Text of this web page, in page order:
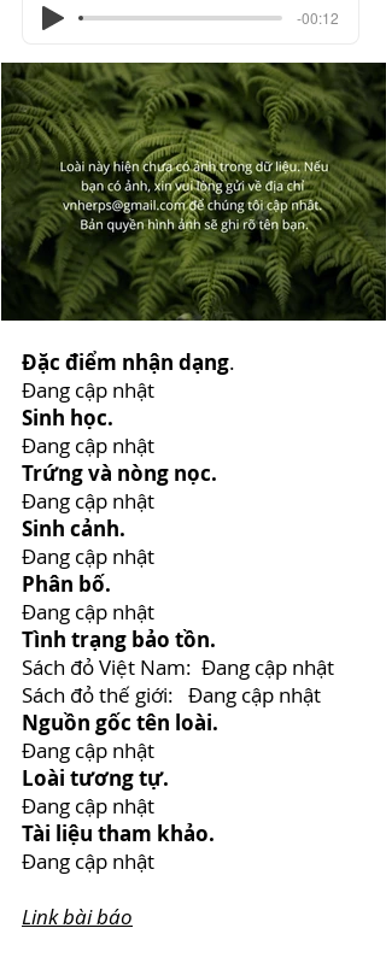
-00:12
Đặc điểm nhận dạng.
Đang cập nhật
Sinh học.
Đang cập nhật
Trứng và nòng nọc.
Đang cập nhật
Sinh cảnh.
Đang cập nhật
Phân bố.
Đang cập nhật
Tình trạng bảo tồn.
Sách đỏ Việt Nam: Đang cập nhật
Sách đỏ thế giới: Đang cập nhật
Nguồn gốc tên loài.
Đang cập nhật
Loài tương tự.
Đang cập nhật
Tài liệu tham khảo.
Đang cập nhật
Link bài báo